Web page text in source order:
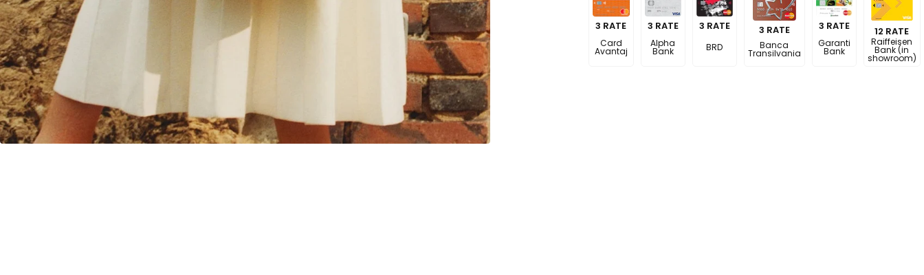
3 RATE
Card
Avantaj
3 RATE
Alpha
Bank
3 RATE
BRD
3 RATE
Banca
Transilvania
3 RATE
Garanti
Bank
12 RATE
Raiffeisen
Bank (in
showroom)